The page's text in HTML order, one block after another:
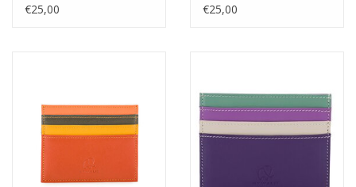
€25,00
€25,00